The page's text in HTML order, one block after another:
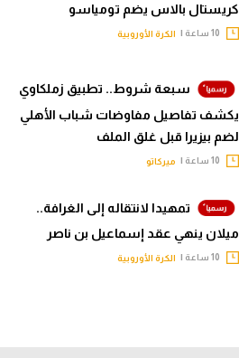
كريستال بالاس يضم تومياسو
الكرة الأوروبية
سبعة شروط.. تطبيق زملكاوي
يكشف تفاصيل مفاوضات شباب الأهلي
لضم بيزيرا قبل غلق الملف
ميركاتو
تمهيدا لانتقاله إلى الغرافة..
ميلان ينهي عقد إسماعيل بن ناصر
الكرة الأوروبية